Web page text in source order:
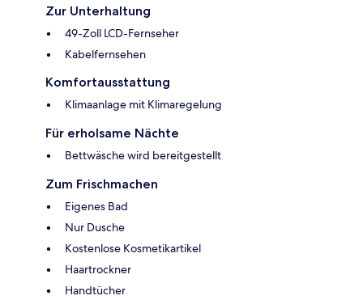
Zur Unterhaltung
49-Zoll LCD-Fernseher
Kabelfernsehen
Komfortausstattung
Klimaanlage mit Klimaregelung
Für erholsame Nächte
Bettwäsche wird bereitgestellt
Zum Frischmachen
Eigenes Bad
Nur Dusche
Kostenlose Kosmetikartikel
Haartrockner
Handtücher